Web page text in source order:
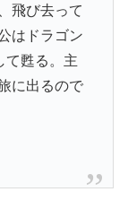
飛び去って
はドラゴン
て甦る。主
に出るので